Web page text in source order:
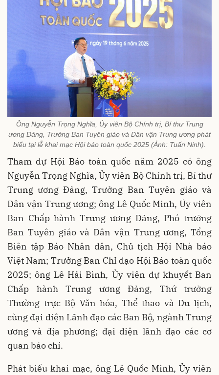
Ông Nguyễn Trọng Nghĩa, Ủy viên Bộ Chính trị, Bí thư Trung
ương Đảng, Trưởng Ban Tuyên giáo và Dân vận Trung ương phát
biểu tại lễ khai mạc Hội báo toàn quốc 2025 (Ảnh: Tuấn Ninh).
Tham dự Hội Báo toàn quốc năm 2025 có ông
Nguyễn Trọng Nghĩa, Ủy viên Bộ Chính trị, Bí thư
Trung ương Đảng, Trưởng Ban Tuyên giáo và
Dân vận Trung ương; ông Lê Quốc Minh, Ủy viên
Ban Chấp hành Trung ương Đảng, Phó trưởng
Ban Tuyên giáo và Dân vận Trung ương, Tổng
Biên tập Báo Nhân dân, Chủ tịch Hội Nhà báo
Việt Nam; Trưởng Ban Chỉ đạo Hội Báo toàn quốc
2025; ông Lê Hải Bình, Ủy viên dự khuyết Ban
Chấp hành Trung ương Đảng, Thứ trưởng
Thường trực Bộ Văn hóa, Thể thao và Du lịch,
cùng đại diện Lãnh đạo các Ban Bộ, ngành Trung
ương và địa phương; đại diện lãnh đạo các cơ
quan báo chí.
Phát biểu khai mạc, ông Lê Quốc Minh, Ủy viên